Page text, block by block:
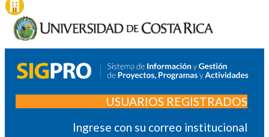
USUARIOS REGISTRADOS
Ingrese con su correo institucional